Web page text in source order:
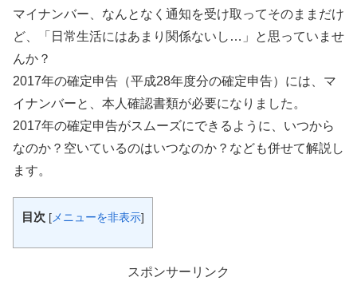
マイナンバー、なんとなく通知を受け取ってそのままだけ
ど、「日常生活にはあまり関係ないし…」と思っていませ
んか？
2017年の確定申告（平成28年度分の確定申告）には、マ
イナンバーと、本人確認書類が必要になりました。
2017年の確定申告がスムーズにできるように、いつから
なのか？空いているのはいつなのか？なども併せて解説し
ます。
目次 [ メニューを非表示]
スポンサーリンク